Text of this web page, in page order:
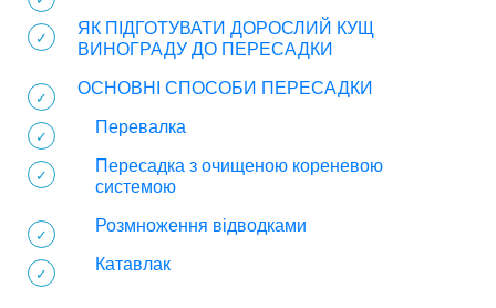
ЯК ПІДГОТУВАТИ ДОРОСЛИЙ КУЩ
ВИНОГРАДУ ДО ПЕРЕСАДКИ
ОСНОВНІ СПОСОБИ ПЕРЕСАДКИ
Перевалка
Пересадка з очищеною кореневою
системою
Розмноження відводками
Катавлак